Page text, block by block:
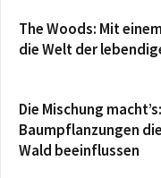
The Woods: Mit
die Welt der
Die Mischung
Baumpflanzungen
Wald beeinflussen